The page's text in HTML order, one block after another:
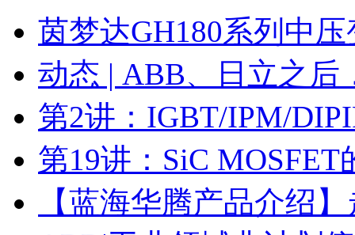
茵梦达GH180系列中
动态 | ABB、日立之后
第2讲：IGBT/IPM/
第19讲：SiC
【蓝海华腾产品介绍